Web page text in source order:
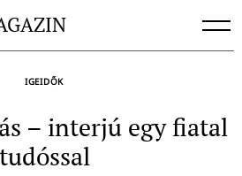
IGEIDŐK
– interjú egy fiatal
tudóssal